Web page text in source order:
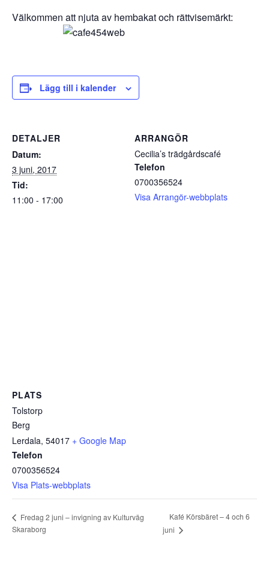
Välkommen att njuta av hembakat och rättvisemärkt:
Lägg till i kalender
DETALJER
Datum:
3 juni, 2017
Tid:
11:00 - 17:00
ARRANGÖR
Cecilia’s trädgårdscafé
Telefon
0700356524
Visa Arrangör-webbplats
PLATS
Tolstorp
Berg
Lerdala, 54017 + Google Map
Telefon
0700356524
Visa Plats-webbplats
Fredag 2 juni – invigning av Kulturväg
Skaraborg
Kafé Körsbäret – 4 och 6
juni